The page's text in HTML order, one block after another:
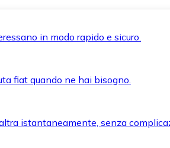
in modo rapido e sicuro.
fiat quando ne hai bisogno.
istantaneamente, senza